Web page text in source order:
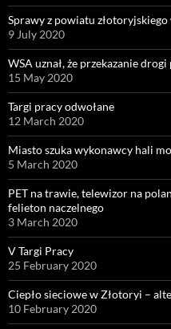
Sprawy z powiatu złotoryjskiego
9 July 2020
WSA uznał, że przekazanie
15 May 2020
Targi pracy odwołane
12 March 2020
Miasto szuka wykonawcy hali
5 March 2020
PET na trawie, telewizor na
felieton naczelnego
3 March 2020
V Targi Pracy
25 February 2020
Ciepło sieciowe w Złotoryi –
10 February 2020